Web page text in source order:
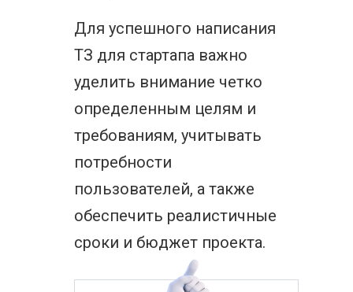
Для успешного написания
ТЗ для стартапа важно
уделить внимание четко
определенным целям и
требованиям, учитывать
потребности
пользователей, а также
обеспечить реалистичные
сроки и бюджет проекта.